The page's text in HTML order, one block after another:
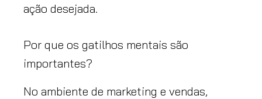
ação desejada.
Por que os gatilhos mentais são
importantes?
No ambiente de marketing e vendas,